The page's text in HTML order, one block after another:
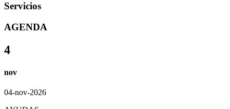
Servicios
AGENDA
4
nov
04-nov-2026